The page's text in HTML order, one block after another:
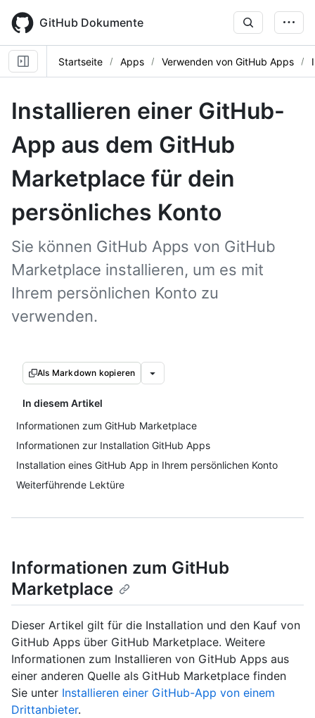
main
content
GitHub Dokumente
Startseite Apps Verwenden von GitHub Apps
Installieren einer GitHub-
App aus dem GitHub
Marketplace für dein
persönliches Konto
Sie können GitHub Apps von GitHub
Marketplace installieren, um es mit
Ihrem persönlichen Konto zu
verwenden.
Als Markdown kopieren
In diesem Artikel
Informationen zum GitHub Marketplace
Informationen zur Installation GitHub Apps
Installation eines GitHub App in Ihrem persönlichen Konto
Weiterführende Lektüre
Informationen zum GitHub
Marketplace
Dieser Artikel gilt für die Installation und den Kauf von
GitHub Apps über GitHub Marketplace. Weitere
Informationen zum Installieren von GitHub Apps aus
einer anderen Quelle als GitHub Marketplace finden
Sie unter Installieren einer GitHub-App von einem
Drittanbieter.